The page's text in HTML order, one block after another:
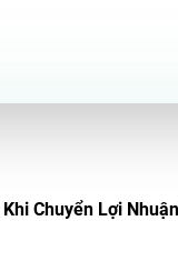
Chuyển Lợi